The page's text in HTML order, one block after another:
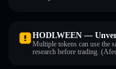
HODLWEEN —
Multiple tokens can use the
research before trading.